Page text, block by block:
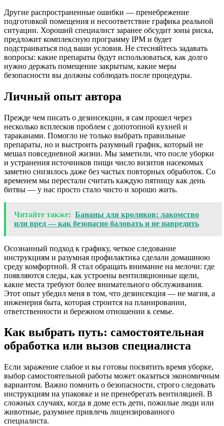
Другие распространенные ошибки — пренебрежение
подготовкой помещения и несоответствие графика реальной
ситуации. Хороший специалист заранее обсудит зоны риска,
предложит комплексную программу IPM и будет
подстраиваться под ваши условия. Не стесняйтесь задавать
вопросы: какие препараты будут использоваться, как долго
нужно держать помещение закрытым, какие меры
безопасности вы должны соблюдать после процедуры.
Личный опыт автора
Прежде чем писать о дезинсекции, я сам прошел через
несколько всплесков проблем с допотопной кухней и
тараканами. Помогло не только выбрать правильные
препараты, но и выстроить разумный график, который не
мешал повседневной жизни. Мы заметили, что после уборки
и устранения источников пищи число визитов насекомых
заметно снизилось даже без частых повторных обработок. Со
временем мы перестали считать каждую пятницу как день
битвы — у нас просто стало чисто и хорошо жить.
Читайте также: Бананы для кроликов: лакомство
или вред — как безопасно баловать и не навредить
Осознанный подход к графику, четкое следование
инструкциям и разумная профилактика сделали домашнюю
среду комфортной. Я стал обращать внимание на мелочи: где
появляются следы, как устроены вентиляционные щели,
какие места требуют более внимательного обслуживания.
Этот опыт убедил меня в том, что дезинсекция — не магия, а
инженерия быта, которая строится на планировании,
ответственности и бережном отношении к семье.
Как выбрать путь: самостоятельная
обработка или вызов специалиста
Если заражение слабое и вы готовы посвятить время уборке,
выбор самостоятельной работы может оказаться экономичным
вариантом. Важно помнить о безопасности, строго следовать
инструкциям на упаковке и не пренебрегать вентиляцией. В
сложных случаях, когда в доме есть дети, пожилые люди или
животные, разумнее привлечь лицензированного
специалиста.